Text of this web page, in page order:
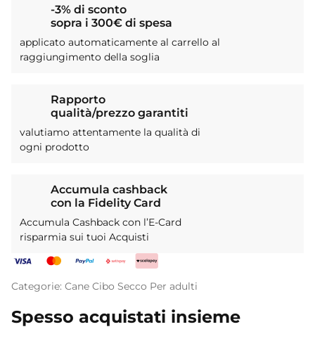
-3% di sconto
sopra i 300€ di spesa
applicato automaticamente al carrello al
raggiungimento della soglia
Rapporto
qualità/prezzo garantiti
valutiamo attentamente la qualità di
ogni prodotto
Accumula cashback
con la Fidelity Card
Accumula Cashback con l’E-Card
risparmia sui tuoi Acquisti
Categorie: Cane Cibo Secco Per adulti
Spesso acquistati insieme